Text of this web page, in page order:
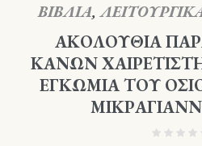
ΒΙΒΛΙΑ,
ΑΚΟΛΟΥΘΙΑ
ΚΑΝΩΝ
ΕΓΚΩΜΙΑ ΤΟΥ